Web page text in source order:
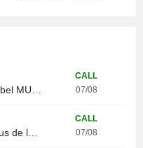
MU13V
CALL
07/08
de la résistance
CALL
07/08